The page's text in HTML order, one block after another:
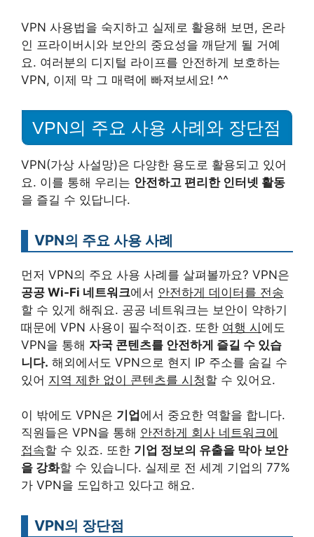
VPN 사용법을 숙지하고 실제로 활용해 보면, 온라
인 프라이버시와 보안의 중요성을 깨닫게 될 거예
요. 여러분의 디지털 라이프를 안전하게 보호하는
VPN, 이제 막 그 매력에 빠져보세요! ^^
VPN의 주요 사용 사례와 장단점
VPN(가상 사설망)은 다양한 용도로 활용되고 있어
요. 이를 통해 우리는 안전하고 편리한 인터넷 활동
을 즐길 수 있답니다.
VPN의 주요 사용 사례
먼저 VPN의 주요 사용 사례를 살펴볼까요? VPN은
공공 Wi-Fi 네트워크에서 안전하게 데이터를 전송
할 수 있게 해줘요. 공공 네트워크는 보안이 약하기
때문에 VPN 사용이 필수적이죠. 또한 여행 시에도
VPN을 통해 자국 콘텐츠를 안전하게 즐길 수 있습
니다. 해외에서도 VPN으로 현지 IP 주소를 숨길 수
있어 지역 제한 없이 콘텐츠를 시청할 수 있어요.
이 밖에도 VPN은 기업 에서 중요한 역할을 합니다.
직원들은 VPN을 통해 안전하게 회사 네트워크에
접속할 수 있죠. 또한 기업 정보의 유출을 막아 보안
을 강화할 수 있습니다. 실제로 전 세계 기업의 77%
가 VPN을 도입하고 있다고 해요.
VPN의 장단점